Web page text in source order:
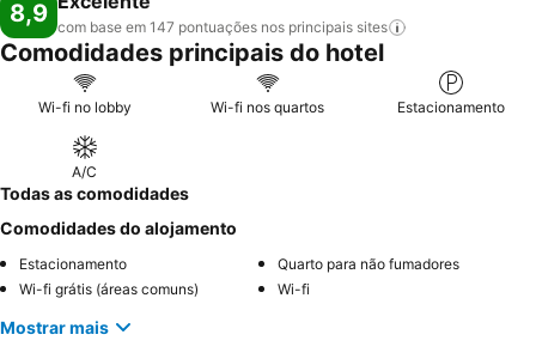
8,9 com base em 147 pontuações nos principais sites
Comodidades principais do hotel
Wi-fi no lobby Wi-fi nos quartos Estacionamento
A/C
Todas as comodidades
Comodidades do alojamento
Estacionamento
Quarto para não fumadores
Wi-fi grátis (áreas comuns)
Wi-fi
Mostrar mais